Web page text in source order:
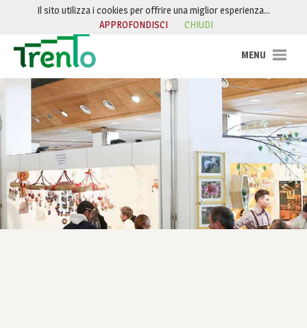
Salta al contenuto
Il sito utilizza i cookies per offrire una miglior esperienza…
APPROFONDISCI
CHIUDI